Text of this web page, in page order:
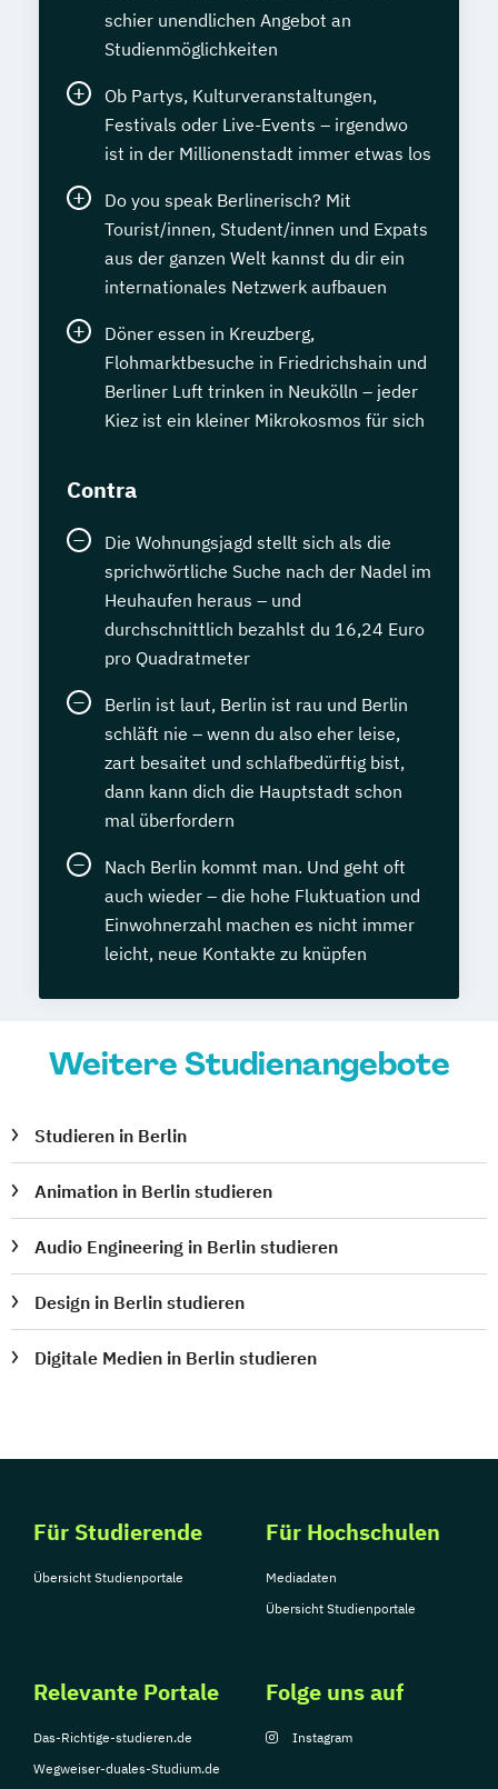
schier unendlichen Angebot an
Studienmöglichkeiten
Ob Partys, Kulturveranstaltungen,
Festivals oder Live-Events – irgendwo
ist in der Millionenstadt immer etwas los
Do you speak Berlinerisch? Mit
Tourist/innen, Student/innen und Expats
aus der ganzen Welt kannst du dir ein
internationales Netzwerk aufbauen
Döner essen in Kreuzberg,
Flohmarktbesuche in Friedrichshain und
Berliner Luft trinken in Neukölln – jeder
Kiez ist ein kleiner Mikrokosmos für sich
Contra
Die Wohnungsjagd stellt sich als die
sprichwörtliche Suche nach der Nadel im
Heuhaufen heraus – und
durchschnittlich bezahlst du 16,24 Euro
pro Quadratmeter
Berlin ist laut, Berlin ist rau und Berlin
schläft nie – wenn du also eher leise,
zart besaitet und schlafbedürftig bist,
dann kann dich die Hauptstadt schon
mal überfordern
Nach Berlin kommt man. Und geht oft
auch wieder – die hohe Fluktuation und
Einwohnerzahl machen es nicht immer
leicht, neue Kontakte zu knüpfen
Weitere Studienangebote
Studieren in Berlin
Animation in Berlin studieren
Audio Engineering in Berlin studieren
Design in Berlin studieren
Digitale Medien in Berlin studieren
Für Studierende
Übersicht Studienportale
Für Hochschulen
Mediadaten
Übersicht Studienportale
Relevante Portale
Das-Richtige-studieren.de
Wegweiser-duales-Studium.de
Folge uns auf
Instagram